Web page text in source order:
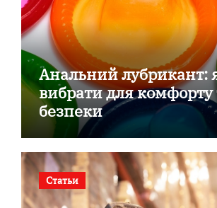
Анальний лубрикант:
вибрати для комфорту
безпеки
Статьи